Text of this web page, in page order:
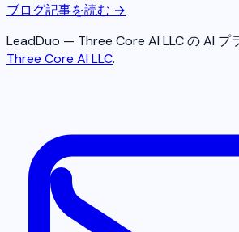
ブログ記事を読む →
LeadDuo — Three Core AI LLC の AI プ
Three Core AI LLC.